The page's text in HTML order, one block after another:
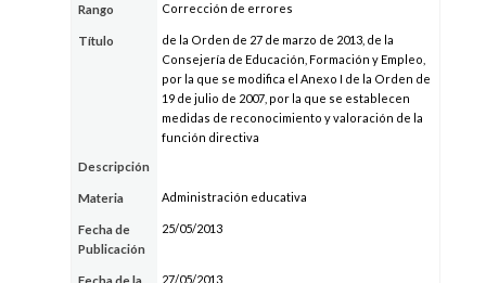
Rango Corrección de errores
Título
de la Orden de 27 de marzo de 2013, de la
Consejería de Educación, Formación y Empleo,
por la que se modifica el Anexo I de la Orden de
19 de julio de 2007, por la que se establecen
medidas de reconocimiento y valoración de la
función directiva
Descripción
Materia Administración educativa
Fecha de
Publicación
25/05/2013
27/05/2013